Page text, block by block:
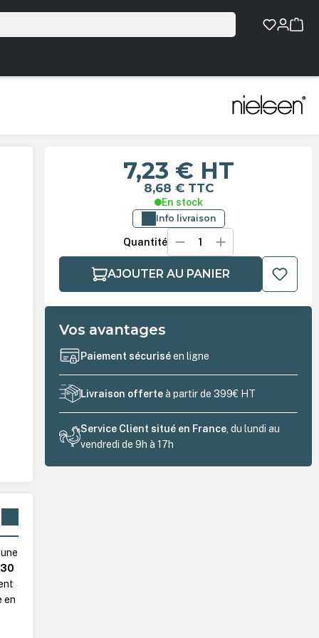
7,23 € HT
8,68 € TTC
En stock
Info livraison
Quantité
AJOUTER AU PANIER
Vos avantages
Paiement sécuriséen ligne
Livraison offerteà partir de 399€ HT
Service Client situé en France , du lundi au
vendredi de 9h à 17h
en